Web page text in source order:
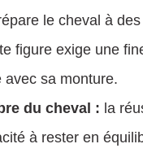
le cheval à
figure exige une
avec sa monture.
du cheval : la
à rester en